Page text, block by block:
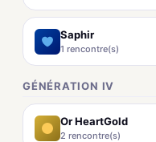
Saphir
1 rencontre(s)
GÉNÉRATION IV
Or HeartGold
2 rencontre(s)